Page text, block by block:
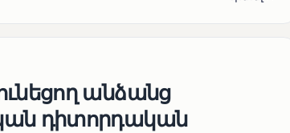
անձանց
դիտորդական